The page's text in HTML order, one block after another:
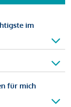
im
für mich